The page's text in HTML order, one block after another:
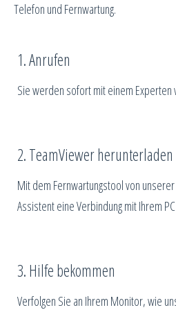
Telefon und Fernwartung.
1. Anrufen
Sie werden sofort mit einem Experten
2. TeamViewer herunterladen
Mit dem Fernwartungstool von
Assistent eine Verbindung mit Ihrem
3. Hilfe bekommen
Verfolgen Sie an Ihrem Monitor, wie